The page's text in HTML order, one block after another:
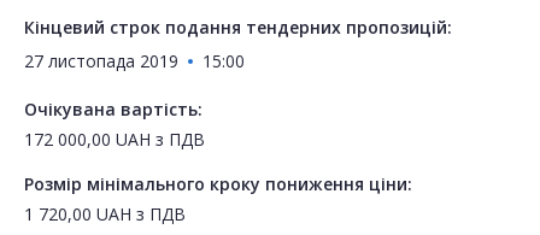
Кінцевий строк подання тендерних пропозицій:
27 листопада 2019
15:00
Очікувана вартість:
172 000,00 UAH з ПДВ
Розмір мінімального кроку пониження ціни:
1 720,00 UAH з ПДВ